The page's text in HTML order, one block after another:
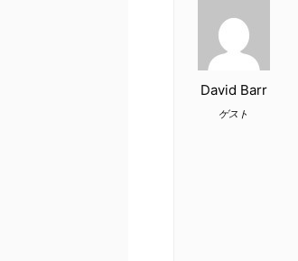
David Barr
ゲスト